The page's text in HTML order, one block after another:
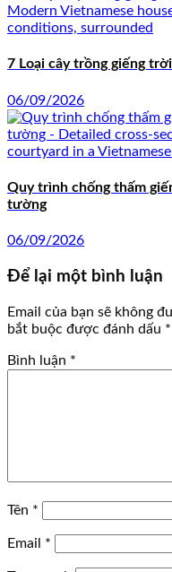
7 Loại cây trồng giếng
06/09/2026
Quy trình chống thấm
tường
06/09/2026
Để lại một bình luận
Email của bạn sẽ không
bắt buộc được đánh dấu *
Bình luận *
Tên *
Email *